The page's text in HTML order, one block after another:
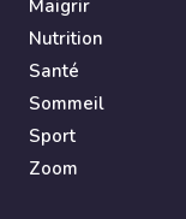
Maigrir
Nutrition
Santé
Sommeil
Sport
Zoom